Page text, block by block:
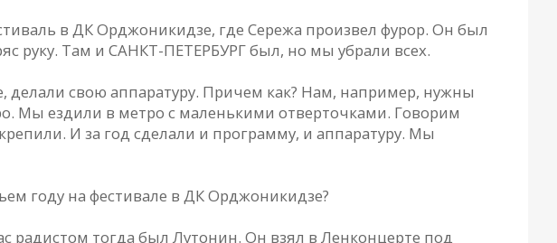
в ДК Орджоникидзе, где Сережа произвел фурор. Он был
Там и САНКТ-ПЕТЕРБУРГ был, но мы убрали всех.
свою аппаратуру. Причем как? Нам, например, нужны
Мы ездили в метро с маленькими отверточками. Говорим
И за год сделали и программу, и аппаратуру. Мы
году на фестивале в ДК Орджоникидзе?
радистом тогда был Лутонин. Он взял в Ленконцерте под